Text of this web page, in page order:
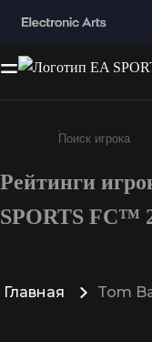
Введите
Рейтинги
SPORTS FC™
Главная Tom